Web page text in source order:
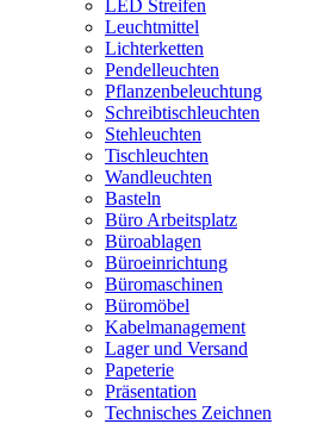
LED Streifen
Leuchtmittel
Lichterketten
Pendelleuchten
Pflanzenbeleuchtung
Schreibtischleuchten
Stehleuchten
Tischleuchten
Wandleuchten
Basteln
Büro Arbeitsplatz
Büroablagen
Büroeinrichtung
Büromaschinen
Büromöbel
Kabelmanagement
Lager und Versand
Papeterie
Präsentation
Technisches Zeichnen